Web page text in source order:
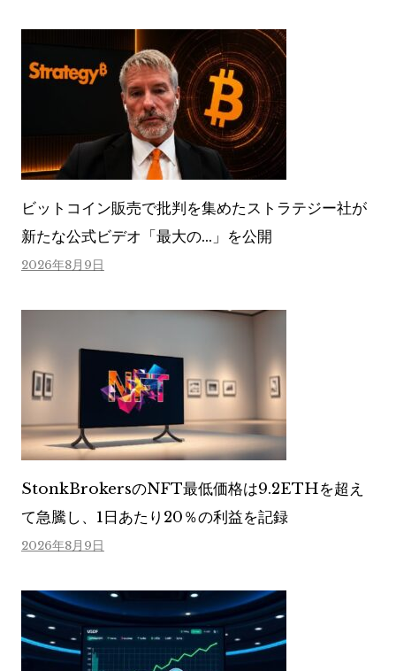
ビットコイン販売で批判を集めたストラテジー社が
新たな公式ビデオ「最大の…」を公開
2026年8月9日
StonkBrokersのNFT最低価格は9.2ETHを超え
て急騰し、1日あたり20％の利益を記録
2026年8月9日